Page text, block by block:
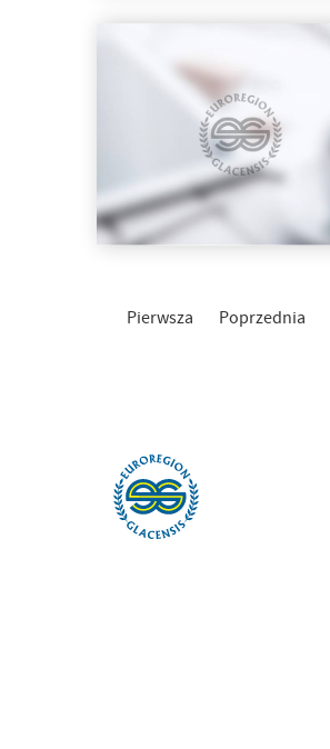
Pierwsza Poprzednia